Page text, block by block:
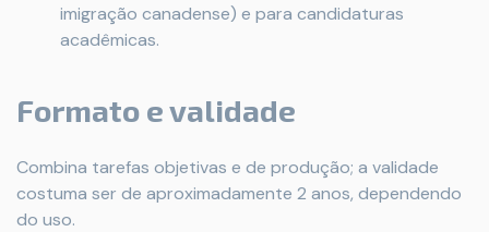
imigração canadense) e para candidaturas
acadêmicas.
Formato e validade
Combina tarefas objetivas e de produção; a validade
costuma ser de aproximadamente 2 anos, dependendo
do uso.